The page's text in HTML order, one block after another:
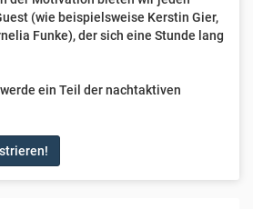
(wie beispielsweise Kerstin Gier,
Funke), der sich eine Stunde lang
ein Teil der nachtaktiven